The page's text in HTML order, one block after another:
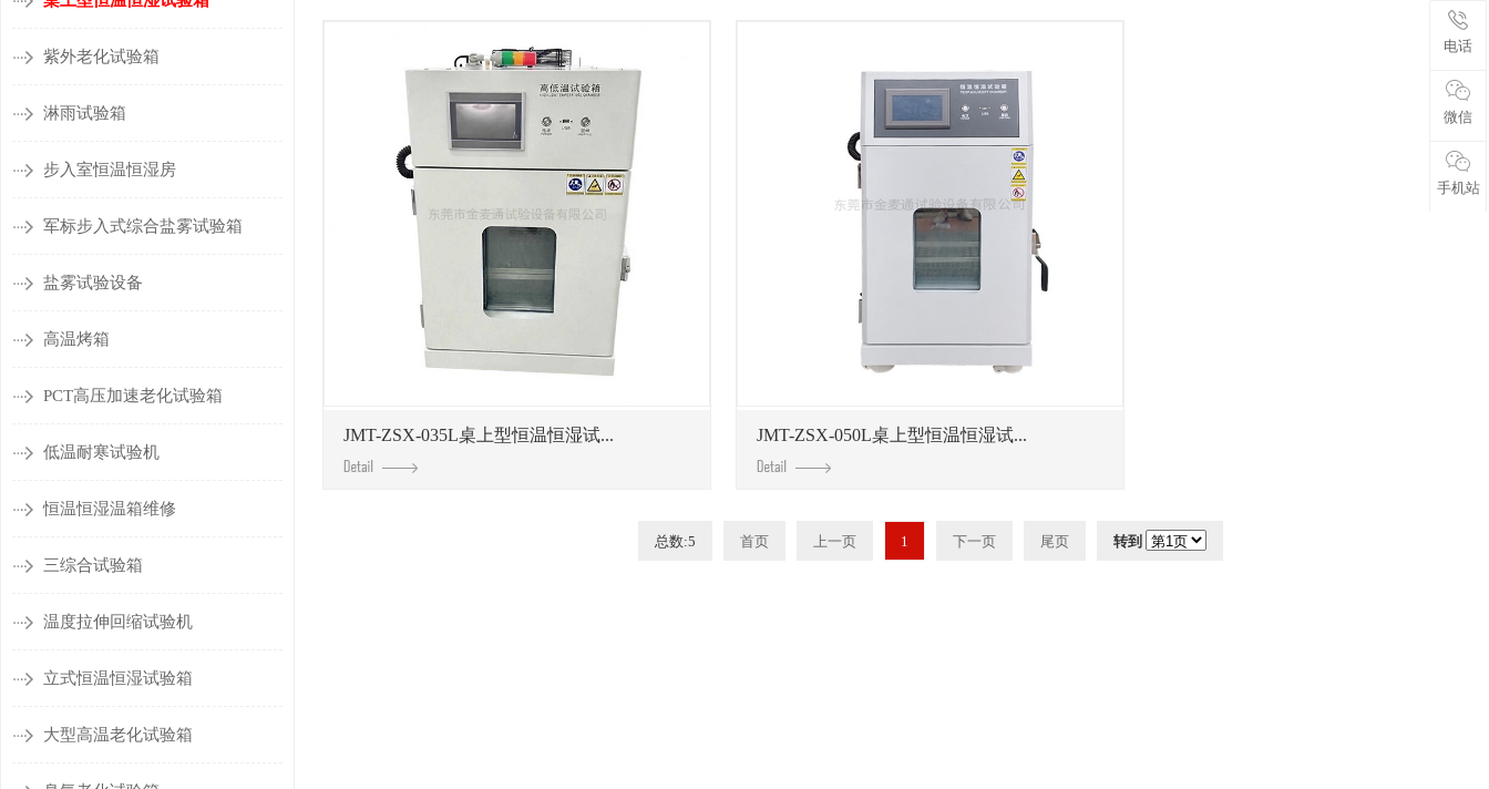
紫外老化试验箱
淋雨试验箱
步入室恒温恒湿房
军标步入式综合盐雾试验箱
盐雾试验设备
高温烤箱
PCT高压加速老化试验箱
低温耐寒试验机
恒温恒湿温箱维修
三综合试验箱
温度拉伸回缩试验机
立式恒温恒湿试验箱
大型高温老化试验箱
JMT-ZSX-035L桌上型恒温恒湿试... JMT-ZSX-050L桌上型恒温恒湿试...
总数:5 首页 上一页 1 下一页 尾页 转到
电话
微信
手机站